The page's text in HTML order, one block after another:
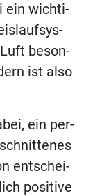
ein wich­ti­
be­son­
ist also
ein per­
ent­schei­
po­si­ti­ve